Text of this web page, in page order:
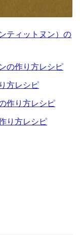
ティットヌン）の
の作り方レシピ
方レシピ
作り方レシピ
り方レシピ